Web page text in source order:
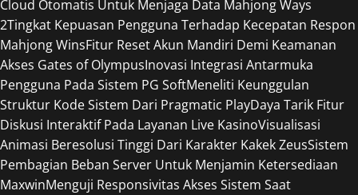
Cloud Otomatis Untuk Menjaga Data Mahjong Ways
2Tingkat Kepuasan Pengguna Terhadap Kecepatan Respon
Mahjong WinsFitur Reset Akun Mandiri Demi Keamanan
Akses Gates of OlympusInovasi Integrasi Antarmuka
Pengguna Pada Sistem PG SoftMeneliti Keunggulan
Struktur Kode Sistem Dari Pragmatic PlayDaya Tarik Fitur
Diskusi Interaktif Pada Layanan Live KasinoVisualisasi
Animasi Beresolusi Tinggi Dari Karakter Kakek ZeusSistem
Pembagian Beban Server Untuk Menjamin Ketersediaan
MaxwinMenguji Responsivitas Akses Sistem Saat